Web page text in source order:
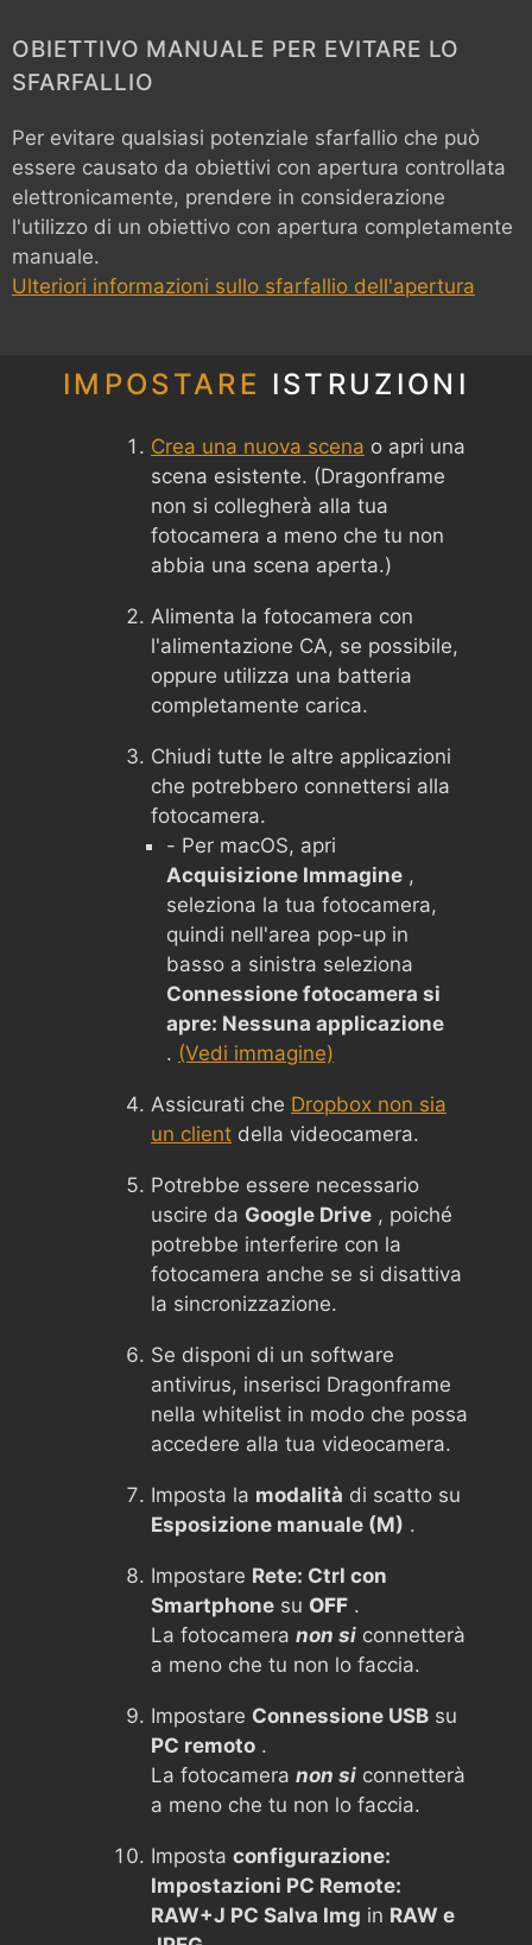
OBIETTIVO MANUALE PER EVITARE LO
SFARFALLIO
Per evitare qualsiasi potenziale sfarfallio che può
essere causato da obiettivi con apertura controllata
elettronicamente, prendere in considerazione
l'utilizzo di un obiettivo con apertura completamente
manuale.
Ulteriori informazioni sullo sfarfallio dell'apertura
IMPOSTARE ISTRUZIONI
Crea una nuova scena o apri una
scena esistente. (Dragonframe
non si collegherà alla tua
fotocamera a meno che tu non
abbia una scena aperta.)
Alimenta la fotocamera con
l'alimentazione CA, se possibile,
oppure utilizza una batteria
completamente carica.
Chiudi tutte le altre applicazioni
che potrebbero connettersi alla
fotocamera.
- Per macOS, apri
Acquisizione Immagine ,
seleziona la tua fotocamera,
quindi nell'area pop-up in
basso a sinistra seleziona
Connessione fotocamera si
apre: Nessuna applicazione
. (Vedi immagine)
Assicurati che Dropbox non sia
un client della videocamera.
Potrebbe essere necessario
uscire da Google Drive , poiché
potrebbe interferire con la
fotocamera anche se si disattiva
la sincronizzazione.
Se disponi di un software
antivirus, inserisci Dragonframe
nella whitelist in modo che possa
accedere alla tua videocamera.
Imposta la modalità di scatto su
Esposizione manuale (M) .
Impostare Rete: Ctrl con
Smartphone su OFF .
La fotocamera non si connetterà
a meno che tu non lo faccia.
Impostare Connessione USB su
PC remoto .
La fotocamera non si connetterà
a meno che tu non lo faccia.
Imposta configurazione:
Impostazioni PC Remote:
RAW+J PC Salva Img in RAW e